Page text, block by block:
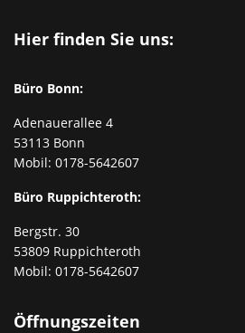
Hier finden Sie uns:
Büro Bonn:
Adenauerallee 4
53113 Bonn
Mobil: 0178-5642607
Büro Ruppichteroth:
Bergstr. 30
53809 Ruppichteroth
Mobil: 0178-5642607
Öffnungszeiten